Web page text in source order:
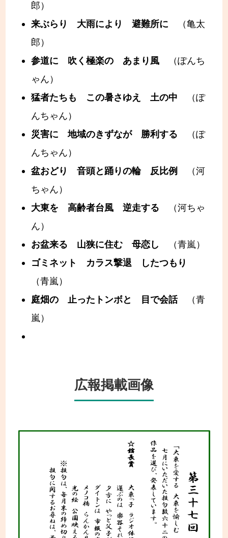
郎）
来ぶらり 大雨により 避難所に （亀太
郎）
参道に 吹く極楽の あまり風（ぽんち
ゃん）
猛者たちも この暑さゆえ 土の中 （ぽ
んちゃん）
災害に 地域のきずなが 勝利する （ぽ
んちゃん）
盆おどり 音頭と踊りの輪 反比例
（河
ちゃん）
大東を 高齢者台風 逆走する （河ちゃ
ん）
お盆来る 山狭に住む 母恋し （青嵐）
ゴミネット カラス撃退 したつもり
（青嵐）
庭畑の 止ったトンボと 目で会話（青
嵐）
広報掲載画像